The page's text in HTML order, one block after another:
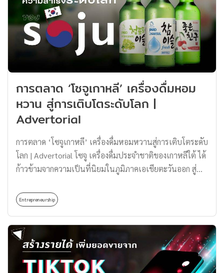
เองที่ใส่ใจ ทั้งเรื่องโภชนาการและภาพลักษณ์ การใช้น้ำปั่น
จากวัตถุดิบคุณภาพ เช่น ออร์แกนิก ซูเปอร์ฟู้ด ไปจนถึงเสริม
ด้วยการตลาดแนวพรีเมียม ทำให้ผู้บริโภคพร้อมจ่ายเพื่อให้
ได้รับประสบการณ์ที่หรูหรา ตัวอย่าง ร้าน Erewhon ซูเปอร์
มาร์เก็ตอาหารออร์แกนิกในสหรัฐฯ ซึ่งโด่งดังและสร้างภาพ
จำจากน้ำปั่นราคาสูงถึงแก้วละ $22 แพงกว่าท้องตลาดหลาย
เท่า สร้างเป็นความพิเศษ น่าสนใจด้วยเมนูสุดครีเอต ทำให้
สามารถดึงดูดใจกลุ่มชนชั้นกลางได้ไม่แพ้กลุ่มคนรวยเลย
เมนูยอดฮิตเลยก็คือ Coconut Cloud Smoothie สมูตตี้โทนสี
เมนูสมูตตี้ที่ขายดีที่สุด ในประเทศไทยเองก็มีร้าน Plantiful
ร้านอาหารออร์แกนิกเพื่อสุขภาพ ที่ตั้งสาขาแรกอยู่ที่สุขุมวิท
[…]
การตลาด ‘โซจูเกาหลี’ เครื่องดื่มหอม
หวาน สู่การเติบโตระดับโลก |
Advertorial
การตลาด ‘โซจูเกาหลี’ เครื่องดื่มหอมหวานสู่การเติบโตระดับ
โลก | Advertorial โซจู เครื่องดื่มประจำชาติของเกาหลีใต้ ได้
ก้าวข้ามจากความเป็นที่นิยมในภูมิภาคเอเชียตะวันออก สู่
ช่วงหลายปีที่ผ่านมา ความสำเร็จดังกล่าวไม่ได้เกิดขึ้นโดย
บังเอิญ แต่เป็นผลมาจากกลยุทธ์การตลาดที่ชาญฉลาดและ
เข้าใจพฤติกรรมผู้บริโภคยุคใหม่ บทความนี้จะพาทุกคนไป
สำรวจปัจจัยสำคัญที่อยู่เบื้องหลังความสำเร็จของโซจู รวมถึง
เหตุผลว่าทำไมเครื่องดื่มนี้ถึงครองใจคนทั่วโลก ความเป็นมา
ของโซจู เครื่องดื่มครองใจเหล่านักดื่ม โซจู สุราเกาหลีที่มี
Entrepreneurship